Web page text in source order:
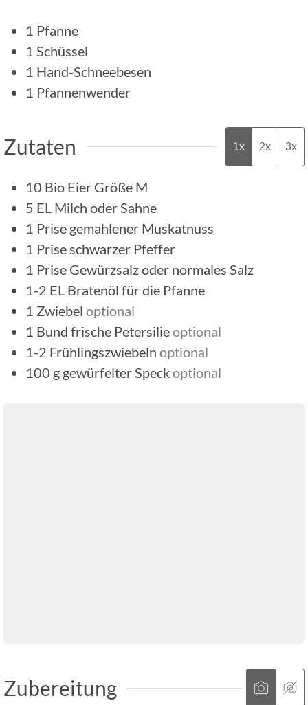
1 Pfanne
1 Schüssel
1 Hand-Schneebesen
1 Pfannenwender
Zutaten 1x 2x 3x
10 Bio Eier Größe M
5 EL Milch oder Sahne
1 Prise gemahlener Muskatnuss
1 Priseschwarzer Pfeffer
1 Prise Gewürzsalz oder normales Salz
1-2 EL Bratenöl für die Pfanne
1 Zwiebel optional
1 Bund frische Petersilieoptional
1-2 Frühlingszwiebeln optional
100 g gewürfelter Speckoptional
Zubereitung